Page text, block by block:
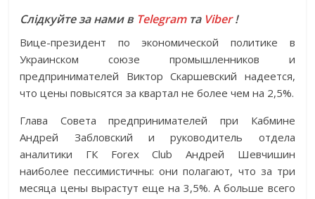
Слідкуйте за нами в Telegramта Viber!
Вице-президент по экономической политике в
Украинском союзе промышленников и
предпринимателей Виктор Скаршевский надеется,
что цены повысятся за квартал не более чем на 2,5%.
Глава Совета предпринимателей при Кабмине
Андрей Забловский и руководитель отдела
аналитики ГК Forex Club Андрей Шевчишин
наиболее пессимистичны: они полагают, что за три
месяца цены вырастут еще на 3,5%. А больше всего